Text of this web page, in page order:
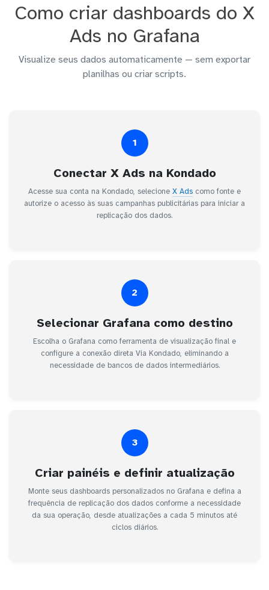
Como criar dashboards do X
Ads no Grafana
Visualize seus dados automaticamente — sem exportar
planilhas ou criar scripts.
1
Conectar X Ads na Kondado
Acesse sua conta na Kondado, selecione X Ads como fonte e
autorize o acesso às suas campanhas publicitárias para iniciar a
replicação dos dados.
2
Selecionar Grafana como destino
Escolha o Grafana como ferramenta de visualização final e
configure a conexão direta Via Kondado, eliminando a
necessidade de bancos de dados intermediários.
3
Criar painéis e definir atualização
Monte seus dashboards personalizados no Grafana e defina a
frequência de replicação dos dados conforme a necessidade
da sua operação, desde atualizações a cada 5 minutos até
ciclos diários.